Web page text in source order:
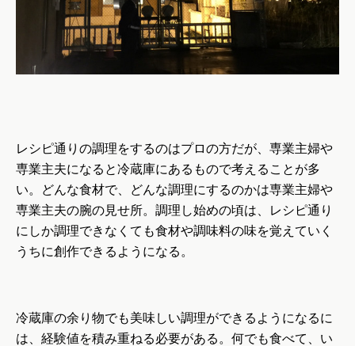
レシピ通りの調理をするのはプロの方だが、専業主婦や
専業主夫になると冷蔵庫にあるもので考えることが多
い。どんな食材で、どんな調理にするのかは専業主婦や
専業主夫の腕の見せ所。調理し始めの頃は、レシピ通り
にしか調理できなくても食材や調味料の味を覚えていく
うちに創作できるようになる。
冷蔵庫の余り物でも美味しい調理ができるようになるに
は、経験値を積み重ねる必要がある。何でも食べて、い